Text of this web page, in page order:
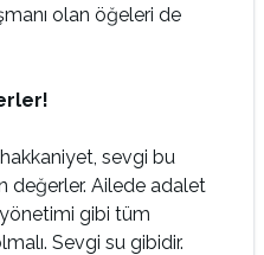
olan öğeleri de
sevgi bu
değerler. Ailede adalet
gibi tüm
Sevgi su gibidir.